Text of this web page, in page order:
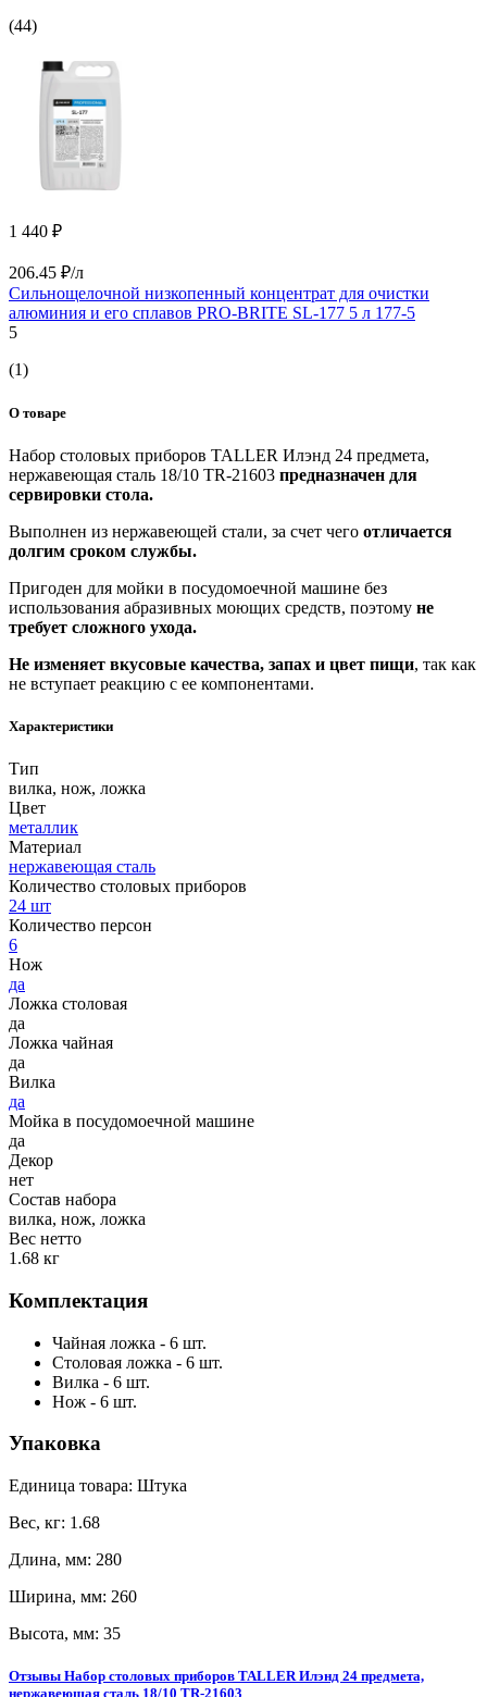
(44)
1 440 ₽
206.45 ₽/л
Сильнощелочной низкопенный концентрат для очистки
алюминия и его сплавов PRO-BRITE SL-177 5 л 177-5
5
(1)
О товаре
Набор столовых приборов TALLER Илэнд 24 предмета,
нержавеющая сталь 18/10 TR-21603 предназначен для
сервировки стола.
Выполнен из нержавеющей стали, за счет чего отличается
долгим сроком службы.
Пригоден для мойки в посудомоечной машине без
использования абразивных моющих средств, поэтому не
требует сложного ухода.
Не изменяет вкусовые качества, запах и цвет пищи, так как
не вступает реакцию с ее компонентами.
Характеристики
Тип
вилка, нож, ложка
Цвет
металлик
Материал
нержавеющая сталь
Количество столовых приборов
24 шт
Количество персон
6
Нож
да
Ложка столовая
да
Ложка чайная
да
Вилка
да
Мойка в посудомоечной машине
да
Декор
нет
Состав набора
вилка, нож, ложка
Вес нетто
1.68 кг
Комплектация
Чайная ложка - 6 шт.
Столовая ложка - 6 шт.
Вилка - 6 шт.
Нож - 6 шт.
Упаковка
Единица товара: Штука
Вес, кг: 1.68
Длина, мм: 280
Ширина, мм: 260
Высота, мм: 35
Отзывы Набор столовых приборов TALLER Илэнд 24 предмета,
нержавеющая сталь 18/10 TR-21603